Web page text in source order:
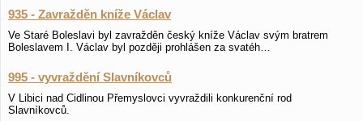
935 - Zavražděn kníže Václav
Ve Staré Boleslavi byl zavražděn český kníže Václav svým bratrem
Boleslavem I. Václav byl později prohlášen za svatéh…
995 - vyvraždění Slavníkovců
V Libici nad Cidlinou Přemyslovci vyvraždili konkurenční rod
Slavníkovců.